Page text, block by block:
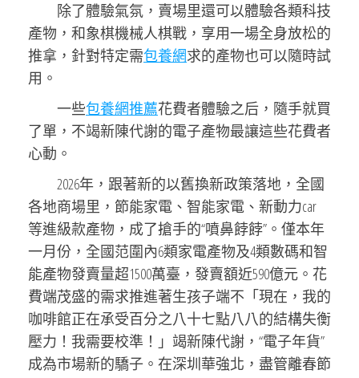
除了體驗氣氛，賣場里還可以體驗各類科技
產物，和象棋機械人棋戰，享用一場全身放松的
推拿，針對特定需包養網求的產物也可以隨時試
用。
一些包養網推薦花費者體驗之后，隨手就買
了單，不竭新陳代謝的電子產物最讓這些花費者
心動。
2026年，跟著新的以舊換新政策落地，全國
各地商場里，節能家電、智能家電、新動力car
等進級款產物，成了搶手的“噴鼻餑餑”。僅本年
一月份，全國范圍內6類家電產物及4類數碼和智
能產物發賣量超1500萬臺，發賣額近590億元。花
費端茂盛的需求推進著生孩子端不「現在，我的
咖啡館正在承受百分之八十七點八八的結構失衡
壓力！我需要校準！」竭新陳代謝，“電子年貨”
成為市場新的驕子。在深圳華強北，盡管離春節